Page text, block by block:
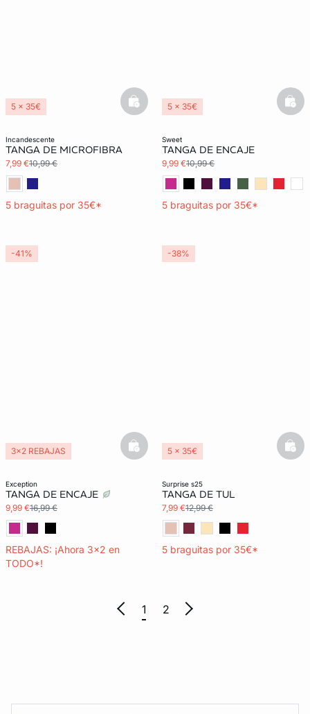
incandescente
TANGA DE MICROFIBRA
7,99 €10,99 €
5 braguitas por 35€*
5 x 35€
basketfull
sweet
TANGA DE ENCAJE
9,99 €10,99 €
5 braguitas por 35€*
5 x 35€
exception
TANGA DE ENCAJE
9,99 €16,99 €
REBAJAS: ¡Ahora 3x2 en
TODO*!
3x2 REBAJAS basketfull
-41%
surprise s25
TANGA DE TUL
7,99 €12,99 €
5 braguitas por 35€*
5 x 35€
-38%
1 2